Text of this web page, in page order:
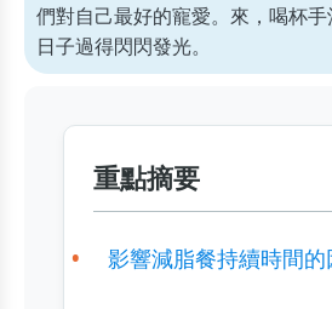
們對自己最好的寵愛。來，喝杯
日子過得閃閃發光。
重點摘要
影響減脂餐持續時間的